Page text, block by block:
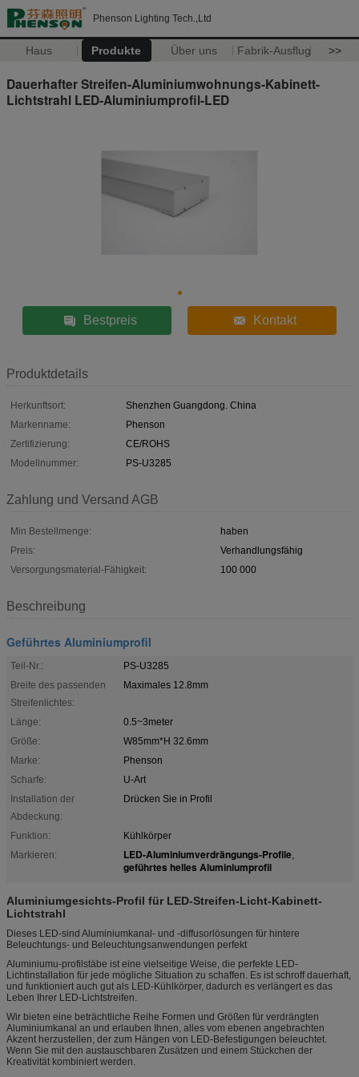
Phenson Lighting Tech.,Ltd
Haus Produkte Über uns Fabrik-Ausflug >>
Dauerhafter Streifen-Aluminiumwohnungs-Kabinett-
Lichtstrahl LED-Aluminiumprofil-LED
Bestpreis Kontakt
Produktdetails
Herkunftsort:
Shenzhen Guangdong. China
Markenname:
Phenson
Zertifizierung:
CE/ROHS
Modellnummer:
PS-U3285
Zahlung und Versand AGB
Min Bestellmenge:
haben
Preis:
Verhandlungsfähig
Versorgungsmaterial-Fähigkeit:
100 000
Beschreibung
Geführtes Aluminiumprofil
Teil-Nr.:
PS-U3285
Breite des passenden
Streifenlichtes:
Maximales 12.8mm
Länge:
0.5~3meter
Größe:
W85mm*H 32.6mm
Marke:
Phenson
Scharfe:
U-Art
Installation der
Abdeckung:
Drücken Sie in Profil
Funktion:
Kühlkörper
Markieren:
LED-Aluminiumverdrängungs-Profile,
geführtes helles Aluminiumprofil
Aluminiumgesichts-Profil für LED-Streifen-Licht-Kabinett-
Lichtstrahl
Dieses LED-sind Aluminiumkanal- und -diffusorlösungen für hintere
Beleuchtungs- und Beleuchtungsanwendungen perfekt
Aluminiumu-profilstäbe ist eine vielseitige Weise, die perfekte LED-
Lichtinstallation für jede mögliche Situation zu schaffen. Es ist schroff dauerhaft,
und funktioniert auch gut als LED-Kühlkörper, dadurch es verlängert es das
Leben Ihrer LED-Lichtstreifen.
Wir bieten eine beträchtliche Reihe Formen und Größen für verdrängten
Aluminiumkanal an und erlauben Ihnen, alles vom ebenen angebrachten
Akzent herzustellen, der zum Hängen von LED-Befestigungen beleuchtet.
Wenn Sie mit den austauschbaren Zusätzen und einem Stückchen der
Kreativität kombiniert werden.